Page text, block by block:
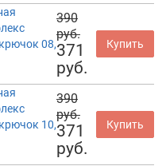
08,
390
руб.
371
руб.
Купить
10,
390
руб.
371
руб.
Купить